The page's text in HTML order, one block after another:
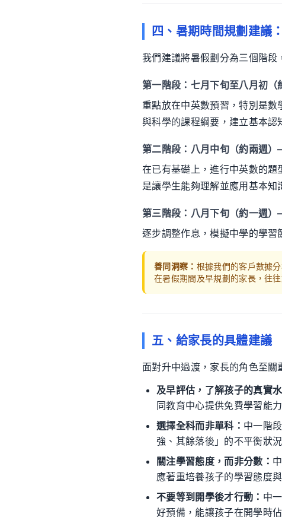
四、暑期時間規劃建議
我們建議將暑假劃分為三個階段
第一階段：七月下旬至八月初
重點放在中英數預習，特別是
與科學的課程綱要，建立基本認
第二階段：八月中旬（約兩週
在已有基礎上，進行中英數的
是讓學生能夠理解並應用基本知
第三階段：八月下旬（約一週
逐步調整作息，模擬中學的學習
善同洞察： 根據我們的客戶數據
在暑假期間及早規劃的家長，往
五、給家長的具體建議
面對升中過渡，家長的角色至關
及早評估，了解孩子的真實水
同教育中心提供免費學習能
選擇全科而非單科： 中一階
強、其餘落後」的不平衡狀況
關注學習態度，而非分數：
應著重培養孩子的學習態度
不要等到開學後才行動： 中
好預備，能讓孩子在開學時